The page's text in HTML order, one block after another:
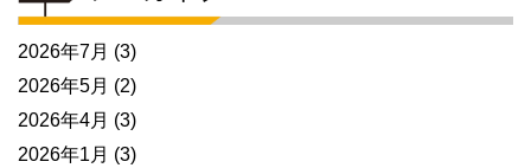
2026年7月 (3)
2026年5月 (2)
2026年4月 (3)
2026年1月 (3)